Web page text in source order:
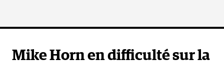
Mike Horn en difficulté sur la